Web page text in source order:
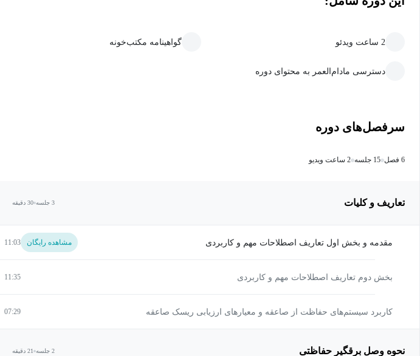
2 ساعت ویدئو گواهینامه مکتب‌خونه
دسترسی مادام‌العمر به محتوای دوره
سرفصل‌های دوره
6 فصل 15 جلسه 2 ساعت ویدیو
تعاریف و کلیات 3 جلسه 30 دقیقه
مقدمه و بخش اول تعاریف اصطلاحات مهم و کاربردی مشاهده رایگان 11:03
بخش دوم تعاریف اصطلاحات مهم و کاربردی 11:35
کاربرد سیستم‌های حفاظت از صاعقه و معیارهای ارزیابی ریسک صاعقه 07:29
نحوه وصل برقگیر حفاظتی 2 جلسه 21 دقیقه